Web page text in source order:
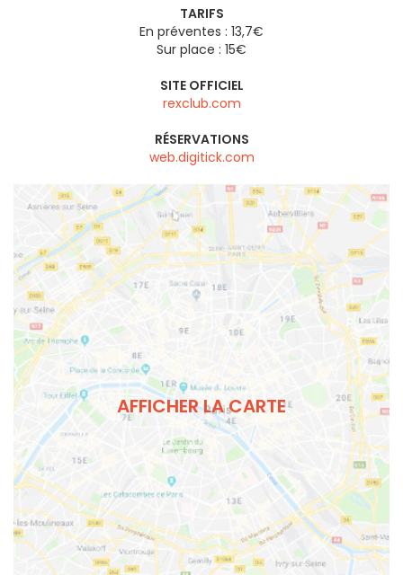
TARIFS
En préventes : 13,7€
Sur place : 15€
SITE OFFICIEL
rexclub.com
RÉSERVATIONS
web.digitick.com
AFFICHER LA CARTE